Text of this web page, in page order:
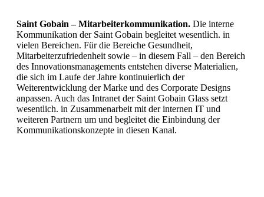
Saint Gobain – Mitarbeiterkommunikation. Die interne
Kommunikation der Saint Gobain begleitet wesentlich. in
vielen Bereichen. Für die Bereiche Gesundheit,
Mitarbeiterzufriedenheit sowie – in diesem Fall – den Bereich
des Innovationsmanagements entstehen diverse Materialien,
die sich im Laufe der Jahre kontinuierlich der
Weiterentwicklung der Marke und des Corporate Designs
anpassen. Auch das Intranet der Saint Gobain Glass setzt
wesentlich. in Zusammenarbeit mit der internen IT und
weiteren Partnern um und begleitet die Einbindung der
Kommunikationskonzepte in diesen Kanal.